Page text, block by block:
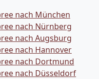
nach München
nach Nürnberg
nach Augsburg
nach Hannover
nach Dortmund
nach Düsseldorf